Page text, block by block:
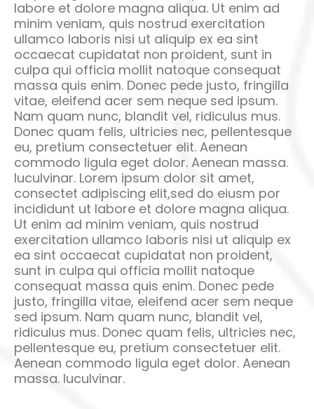
Lorem ipsum dolor sit amet, consectet
adipiscing elit,sed do eiusm por incididunt ut
labore et dolore magna aliqua. Ut enim ad
minim veniam, quis nostrud exercitation
ullamco laboris nisi ut aliquip ex ea sint
occaecat cupidatat non proident, sunt in
culpa qui officia mollit natoque consequat
massa quis enim. Donec pede justo, fringilla
vitae, eleifend acer sem neque sed ipsum.
Nam quam nunc, blandit vel, ridiculus mus.
Donec quam felis, ultricies nec, pellentesque
eu, pretium consectetuer elit. Aenean
commodo ligula eget dolor. Aenean massa.
luculvinar. Lorem ipsum dolor sit amet,
consectet adipiscing elit,sed do eiusm por
incididunt ut labore et dolore magna aliqua.
Ut enim ad minim veniam, quis nostrud
exercitation ullamco laboris nisi ut aliquip ex
ea sint occaecat cupidatat non proident,
sunt in culpa qui officia mollit natoque
consequat massa quis enim. Donec pede
justo, fringilla vitae, eleifend acer sem neque
sed ipsum. Nam quam nunc, blandit vel,
ridiculus mus. Donec quam felis, ultricies nec,
pellentesque eu, pretium consectetuer elit.